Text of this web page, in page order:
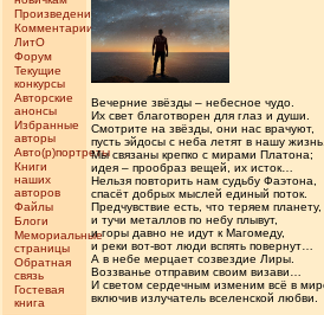
Произведения
Комментарии
ЛитО
Форум
Текущие
конкурсы
Авторские
анонсы
Избранные
авторы
Авто(р)портреты
Книги
наших
авторов
Файлы
Блоги
Мемориальные
страницы
Обратная
связь
Гостевая
книга
Вечерние звёзды – небесное чудо.
Их свет благотворен для глаз и души.
Смотрите на звёзды, они нас врачуют,
пусть эйдосы с неба летят в нашу жизнь.
Мы связаны крепко с мирами Платона;
идея – прообраз вещей, их исток…
Нельзя повторить нам судьбу Фаэтона,
спасёт добрых мыслей единый поток.
Предчувствие есть, что теряем планету,
и тучи металлов по небу плывут,
и горы давно не идут к Магомеду,
и реки вот-вот люди вспять повернут…
А в небе мерцает созвездие Лиры.
Воззванье отправим своим визави…
И светом сердечным изменим всё в
включив излучатель вселенской любви.